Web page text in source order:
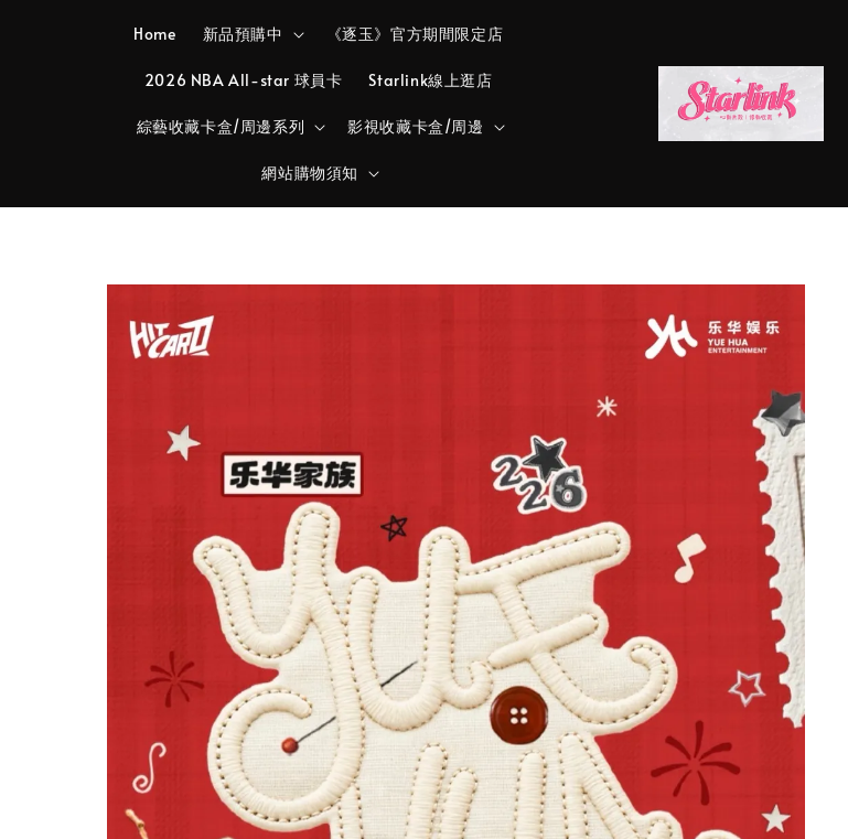
Home 新品預購中 《逐玉》官方期間限定店
2026 NBA All-star 球員卡 Starlink線上逛店
綜藝收藏卡盒/周邊系列 影視收藏卡盒/周邊
網站購物須知